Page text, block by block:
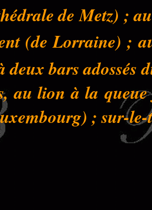
de Metz) ;
(de Lorraine) ;
deux bars adossés
au lion à la
; sur-le-